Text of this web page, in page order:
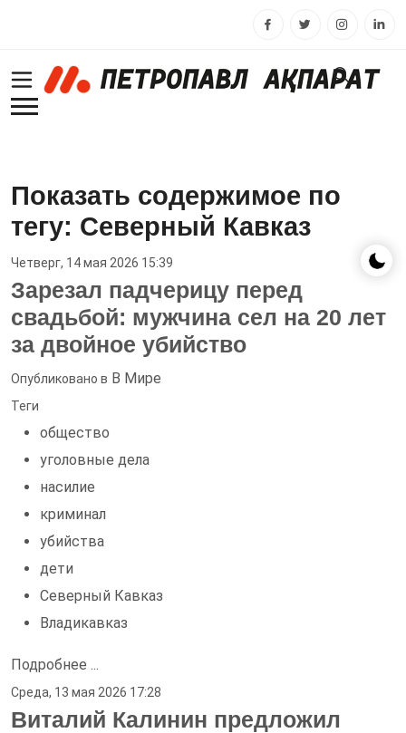
Показать содержимое по
тегу: Северный Кавказ
Четверг, 14 мая 2026 15:39
Зарезал падчерицу перед
свадьбой: мужчина сел на 20 лет
за двойное убийство
Опубликовано в В Мире
Теги
общество
уголовные дела
насилие
криминал
убийства
дети
Северный Кавказ
Владикавказ
Подробнее ...
Среда, 13 мая 2026 17:28
Виталий Калинин предложил